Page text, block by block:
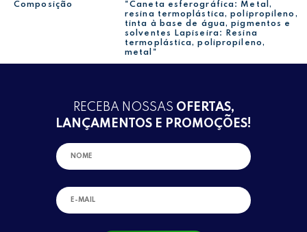
Composição
"Caneta esferográfica: Metal,
resina termoplástica, polipropileno,
tinta à base de água, pigmentos e
solventes Lapiseira: Resina
termoplástica, polipropileno,
metal"
RECEBA NOSSAS OFERTAS,
LANÇAMENTOS E PROMOÇÕES!